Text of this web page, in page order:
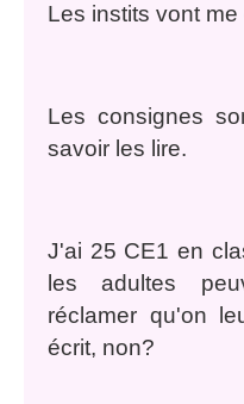
Les instits vont
Les consignes
savoir les lire.
J'ai 25 CE1 en
les adultes
réclamer qu'on
écrit, non?